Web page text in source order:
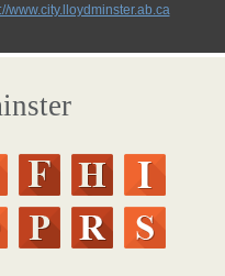
www.city.lloydminster.ab.ca